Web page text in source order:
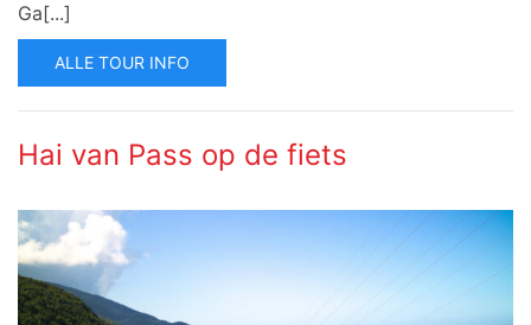
Ga[...]
ALLE TOUR INFO
Hai van Pass op de fiets